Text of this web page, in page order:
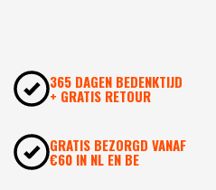
365 DAGEN BEDENKTIJD
+ GRATIS RETOUR
GRATIS BEZORGD VANAF
€60 IN NL EN BE